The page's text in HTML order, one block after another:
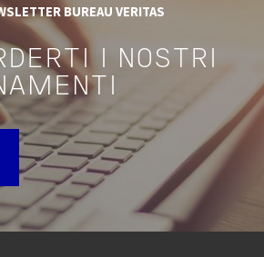
BUREAU VERITAS
I NOSTRI